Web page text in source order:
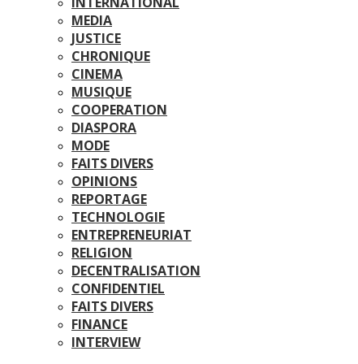
MEDIA
JUSTICE
CHRONIQUE
CINEMA
MUSIQUE
COOPERATION
DIASPORA
MODE
FAITS DIVERS
OPINIONS
REPORTAGE
TECHNOLOGIE
ENTREPRENEURIAT
RELIGION
DECENTRALISATION
CONFIDENTIEL
FAITS DIVERS
FINANCE
INTERVIEW